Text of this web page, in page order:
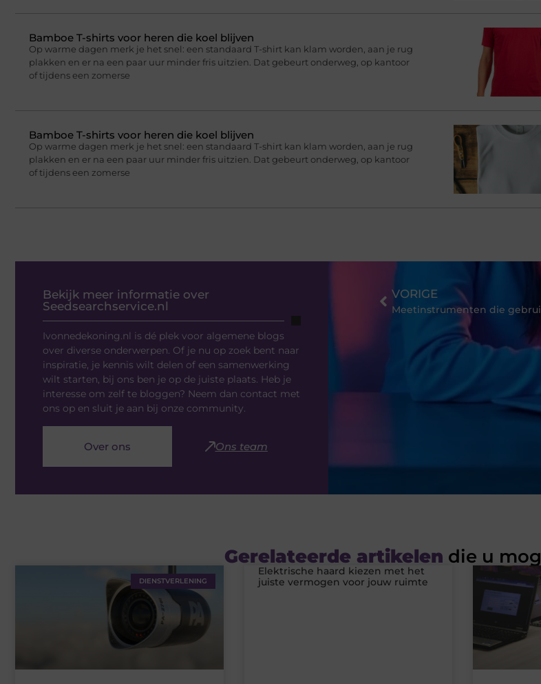
Bamboe T-shirts voor heren die koel blijven
Op warme dagen merk je het snel: een standaard T-shirt kan klam worden, aan je rug
plakken en er na een paar uur minder fris uitzien. Dat gebeurt onderweg, op kantoor
of tijdens een zomerse
Bamboe T-shirts voor heren die koel blijven
Op warme dagen merk je het snel: een standaard T-shirt kan klam worden, aan je rug
plakken en er na een paar uur minder fris uitzien. Dat gebeurt onderweg, op kantoor
of tijdens een zomerse
Bekijk meer informatie over
Seedsearchservice.nl
Ivonnedekoning.nl is dé plek voor algemene blogs
over diverse onderwerpen. Of je nu op zoek bent naar
inspiratie, je kennis wilt delen of een samenwerking
wilt starten, bij ons ben je op de juiste plaats. Heb je
interesse om zelf te bloggen? Neem dan contact met
ons op en sluit je aan bij onze community.
Over ons Ons team
VORIGE
Gerelateerde artikelen die u
DIENSTVERLENING
Elektrische haard kiezen met het
juiste vermogen voor jouw ruimte